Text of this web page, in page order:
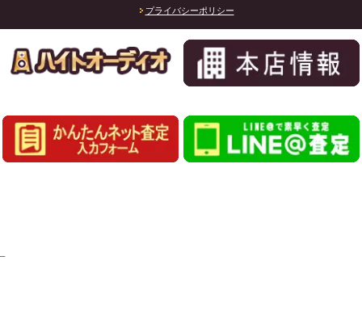
プライバシーポリシー